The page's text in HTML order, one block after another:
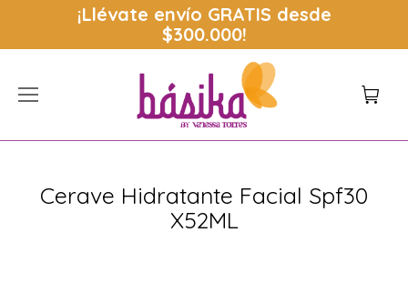
¡Llévate envío GRATIS desde
$300.000!
Cerave Hidratante Facial Spf30
X52ML